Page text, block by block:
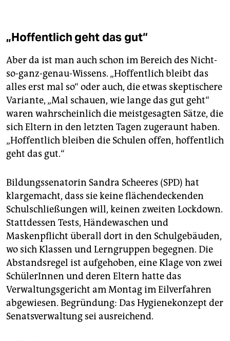
„Hoffentlich geht das gut“
Aber da ist man auch schon im Bereich des Nicht-
so-ganz-genau-Wissens. „Hoffentlich bleibt das
alles erst mal so“ oder auch, die etwas skeptischere
Variante, „Mal schauen, wie lange das gut geht“
waren wahrscheinlich die meistgesagten Sätze, die
sich Eltern in den letzten Tagen zugeraunt haben.
„Hoffentlich bleiben die Schulen offen, hoffentlich
geht das gut.“
Bildungssenatorin Sandra Scheeres (SPD) hat
klargemacht, dass sie keine flächendeckenden
Schulschließungen will, keinen zweiten Lockdown.
Stattdessen Tests, Händewaschen und
Maskenpflicht überall dort in den Schulgebäuden,
wo sich Klassen und Lerngruppen begegnen. Die
Abstandsregel ist aufgehoben, eine Klage von zwei
SchülerInnen und deren Eltern hatte das
Verwaltungsgericht am Montag im Eilverfahren
abgewiesen. Begründung: Das Hygienekonzept der
Senatsverwaltung sei ausreichend.